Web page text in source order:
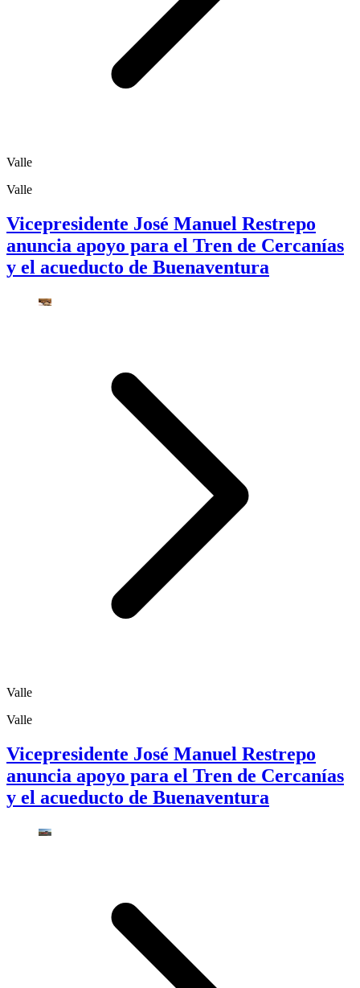
Valle
Valle
Vicepresidente José Manuel Restrepo
anuncia apoyo para el Tren de Cercanías
y el acueducto de Buenaventura
Valle
Valle
Vicepresidente José Manuel Restrepo
anuncia apoyo para el Tren de Cercanías
y el acueducto de Buenaventura